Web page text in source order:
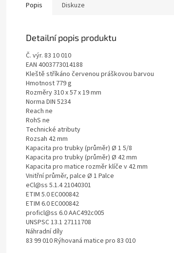
Popis Diskuze
Detailní popis produktu
Č. výr. 83 10 010
EAN 4003773014188
Kleště stříkáno červenou práškovou barvou
Hmotnost 779 g
Rozměry 310 x 57 x 19 mm
Norma DIN 5234
Reach ne
RohS ne
Technické atributy
Rozsah 42 mm
Kapacita pro trubky (průměr) Ø 1 5/8
Kapacita pro trubky (průměr) Ø 42 mm
Kapacita pro matice rozměr klíče v 42 mm
Vnitřní průměr, palce Ø 1 Palce
eCl@ss 5.1.4 21040301
ETIM 5.0 EC000842
ETIM 6.0 EC000842
proficl@ss 6.0 AAC492c005
UNSPSC 13.1 27111708
Náhradní díly
83 99 010 Rýhovaná matice pro 83 010